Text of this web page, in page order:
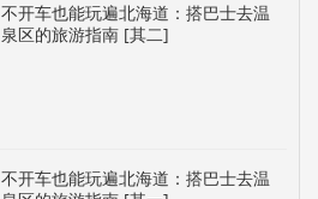
不开车也能玩遍北海道：搭巴士去温
泉区的旅游指南 [其二]
不开车也能玩遍北海道：搭巴士去温